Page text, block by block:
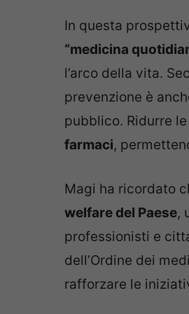
In questa
“medicina
l’arco della vita.
prevenzione è
pubblico. Ridurre
farmaci,
Magi ha ricordato
welfare del Paese,
professionisti e
dell’Ordine dei
rafforzare le